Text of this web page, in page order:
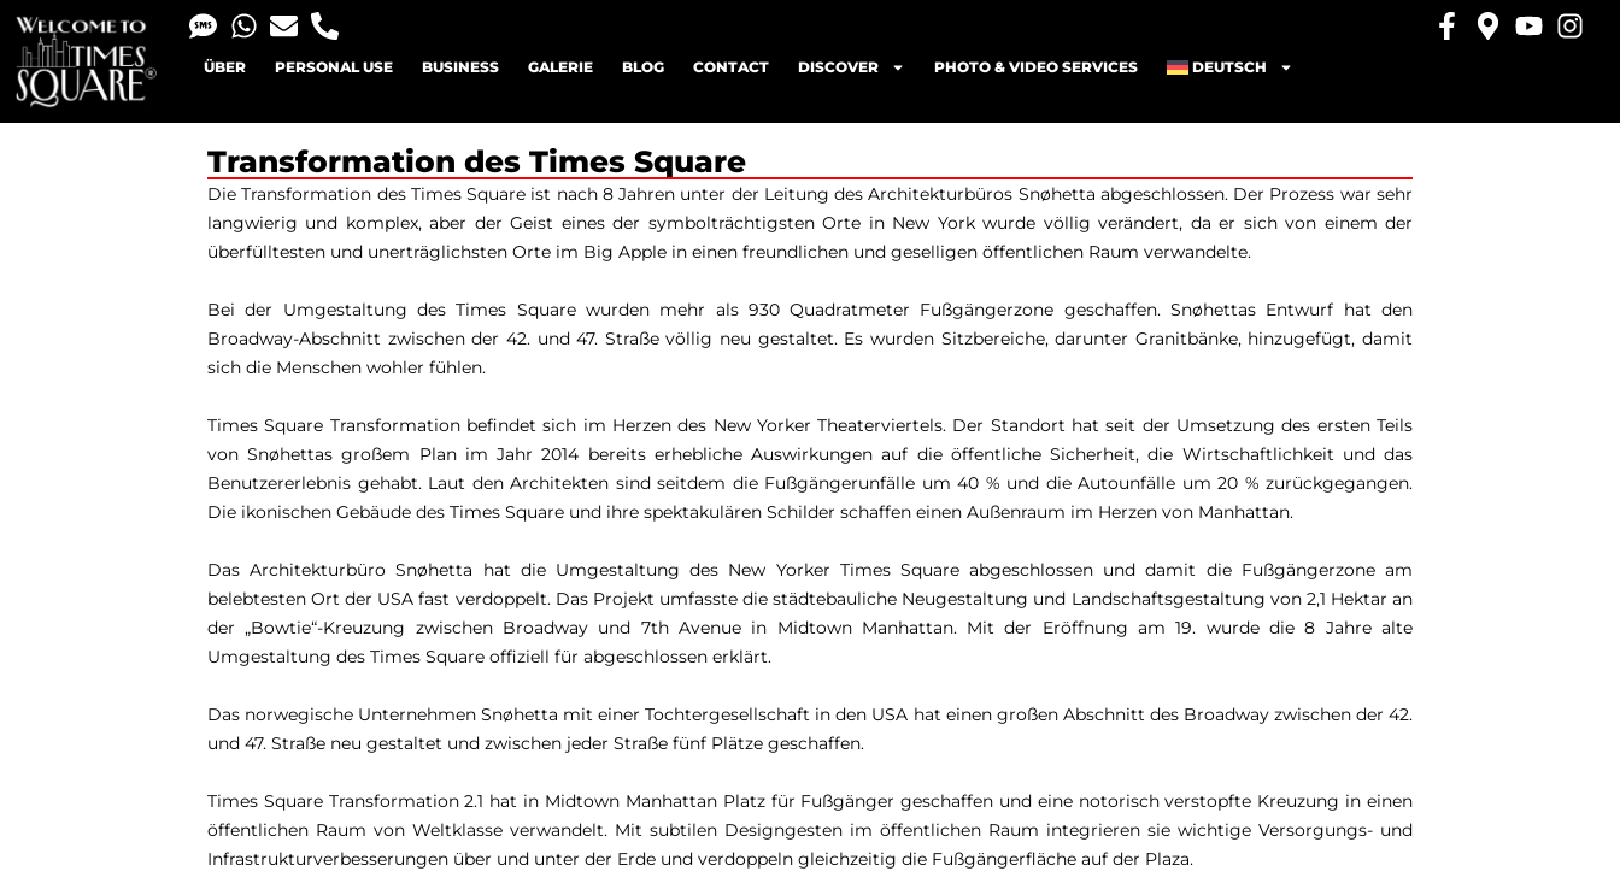
ÜBER PERSONAL USE BUSINESS GALERIE BLOG CONTACT DISCOVER PHOTO & VIDEO SERVICES DEUTSCH
Transformation des Times Square
Die Transformation des Times Square ist nach 8 Jahren unter der Leitung des Architekturbüros Snøhetta abgeschlossen. Der Prozess war sehr
langwierig und komplex, aber der Geist eines der symbolträchtigsten Orte in New York wurde völlig verändert, da er sich von einem der
überfülltesten und unerträglichsten Orte im Big Apple in einen freundlichen und geselligen öffentlichen Raum verwandelte.
Bei der Umgestaltung des Times Square wurden mehr als 930 Quadratmeter Fußgängerzone geschaffen. Snøhettas Entwurf hat den
Broadway-Abschnitt zwischen der 42. und 47. Straße völlig neu gestaltet. Es wurden Sitzbereiche, darunter Granitbänke, hinzugefügt, damit
sich die Menschen wohler fühlen.
Times Square Transformation befindet sich im Herzen des New Yorker Theaterviertels. Der Standort hat seit der Umsetzung des ersten Teils
von Snøhettas großem Plan im Jahr 2014 bereits erhebliche Auswirkungen auf die öffentliche Sicherheit, die Wirtschaftlichkeit und das
Benutzererlebnis gehabt. Laut den Architekten sind seitdem die Fußgängerunfälle um 40 % und die Autounfälle um 20 % zurückgegangen.
Die ikonischen Gebäude des Times Square und ihre spektakulären Schilder schaffen einen Außenraum im Herzen von Manhattan.
Das Architekturbüro Snøhetta hat die Umgestaltung des New Yorker Times Square abgeschlossen und damit die Fußgängerzone am
belebtesten Ort der USA fast verdoppelt. Das Projekt umfasste die städtebauliche Neugestaltung und Landschaftsgestaltung von 2,1 Hektar an
der „Bowtie“-Kreuzung zwischen Broadway und 7th Avenue in Midtown Manhattan. Mit der Eröffnung am 19. wurde die 8 Jahre alte
Umgestaltung des Times Square offiziell für abgeschlossen erklärt.
Das norwegische Unternehmen Snøhetta mit einer Tochtergesellschaft in den USA hat einen großen Abschnitt des Broadway zwischen der 42.
und 47. Straße neu gestaltet und zwischen jeder Straße fünf Plätze geschaffen.
Times Square Transformation 2.1 hat in Midtown Manhattan Platz für Fußgänger geschaffen und eine notorisch verstopfte Kreuzung in einen
öffentlichen Raum von Weltklasse verwandelt. Mit subtilen Designgesten im öffentlichen Raum integrieren sie wichtige Versorgungs- und
Infrastrukturverbesserungen über und unter der Erde und verdoppeln gleichzeitig die Fußgängerfläche auf der Plaza.